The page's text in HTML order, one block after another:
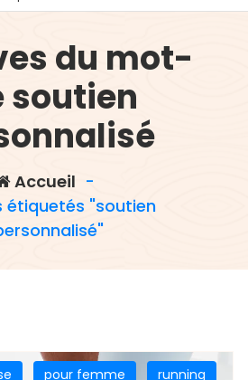
du mot-
soutien
Accueil -
étiquetés "soutien
pour femme
running